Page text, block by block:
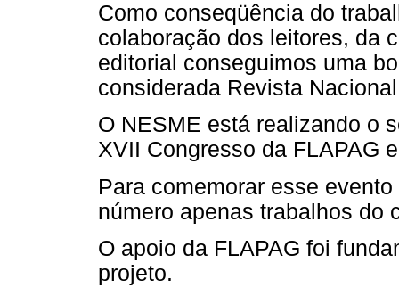
Como conseqüência do
colaboração dos leitores, da
editorial conseguimos uma
considerada Revista
O NESME está realizando o
XVII Congresso da FLAPAG
Para comemorar esse
número apenas trabalhos do
O apoio da FLAPAG foi
projeto.